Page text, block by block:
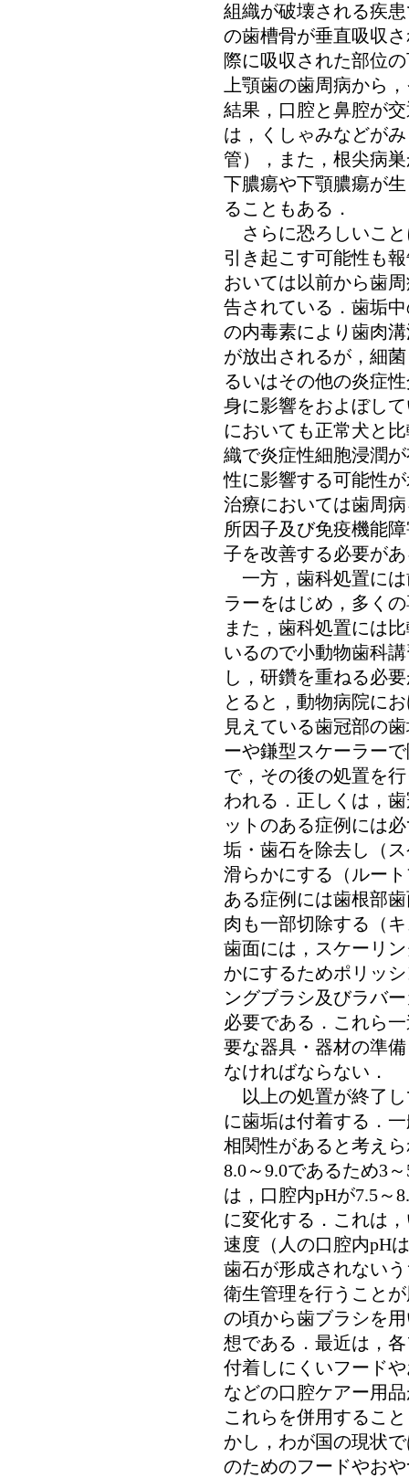
組織が破壊される疾
の歯槽骨が垂直吸収
際に吸収された部位
上顎歯の歯周病から
結果，口腔と鼻腔が
は，くしゃみなどが
管），また，根尖病
下膿瘍や下顎膿瘍が
ることもある．
さらに恐ろしいこと
引き起こす可能性も
おいては以前から歯
告されている．歯垢
の内毒素により歯肉
が放出されるが，細
るいはその他の炎症
身に影響をおよぼし
においても正常犬と
織で炎症性細胞浸潤
性に影響する可能性
治療においては歯周
所因子及び免疫機能
子を改善する必要が
一方，歯科処置には
ラーをはじめ，多く
また，歯科処置には
いるので小動物歯科
し，研鑽を重ねる必
とると，動物病院に
見えている歯冠部の
ーや鎌型スケーラー
で，その後の処置を
われる．正しくは，
ットのある症例には
垢・歯石を除去し（
滑らかにする（ルー
ある症例には歯根部
肉も一部切除する（
歯面には，スケーリ
かにするためポリッ
ングブラシ及びラバ
必要である．これら
要な器具・器材の準
なければならない．
以上の処置が終了し
に歯垢は付着する．
相関性があると考え
8.0～9.0であるため3
は，口腔内pHが7.5～
に変化する．これは
速度（人の口腔内pH
歯石が形成されない
衛生管理を行うこと
の頃から歯ブラシを
想である．最近は，
付着しにくいフード
などの口腔ケアー用
これらを併用するこ
かし，わが国の現状
のためのフードやお